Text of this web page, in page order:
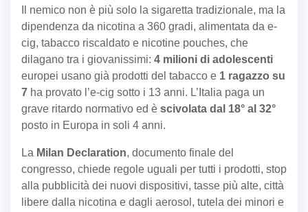
Il nemico non è più solo la sigaretta tradizionale, ma la
dipendenza da nicotina a 360 gradi, alimentata da e-
cig, tabacco riscaldato e nicotine pouches, che
dilagano tra i giovanissimi: 4 milioni di adolescenti
europei usano già prodotti del tabacco e 1 ragazzo su
7 ha provato l’e-cig sotto i 13 anni. L’Italia paga un
grave ritardo normativo ed è scivolata dal 18° al 32°
posto in Europa in soli 4 anni.
La Milan Declaration, documento finale del
congresso, chiede regole uguali per tutti i prodotti, stop
alla pubblicità dei nuovi dispositivi, tasse più alte, città
libere dalla nicotina e dagli aerosol, tutela dei minori e